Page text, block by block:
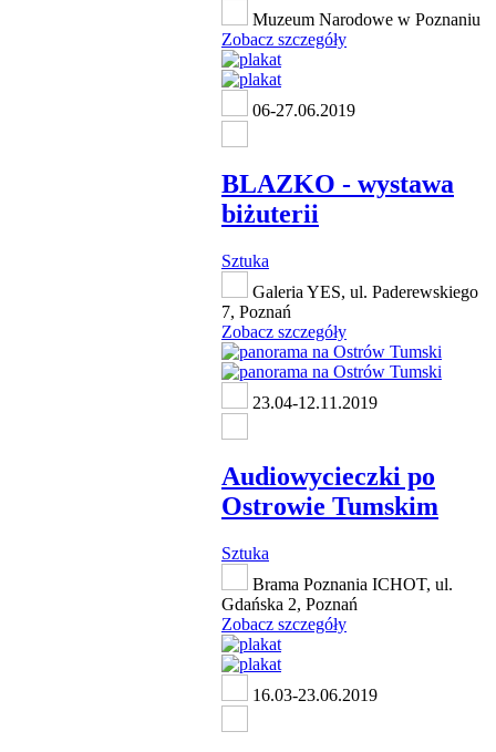
Muzeum Narodowe w Poznaniu
Zobacz szczegóły
06-27.06.2019
BLAZKO - wystawa
biżuterii
Sztuka
Galeria YES, ul. Paderewskiego
7, Poznań
Zobacz szczegóły
23.04-12.11.2019
Audiowycieczki po
Ostrowie Tumskim
Sztuka
Brama Poznania ICHOT, ul.
Gdańska 2, Poznań
Zobacz szczegóły
16.03-23.06.2019